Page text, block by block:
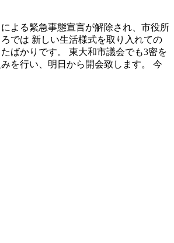
よる緊急事態宣言が解除され、市役所
では 新しい生活様式を取り入れての
ばかりです。 東大和市議会でも3密を
を行い、明日から開会致します。 今